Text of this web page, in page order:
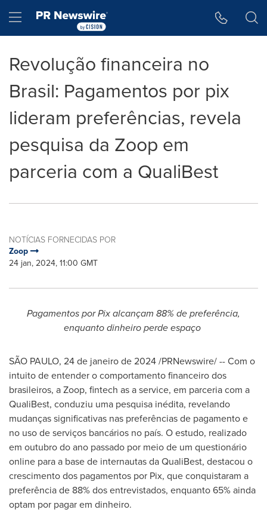
Hamburger menu
Revolução financeira no
Brasil: Pagamentos por pix
lideram preferências, revela
pesquisa da Zoop em
parceria com a QualiBest
NOTÍCIAS FORNECIDAS POR
Zoop
24 jan, 2024, 11:00 GMT
Pagamentos por Pix alcançam 88% de preferência,
enquanto dinheiro perde espaço
SÃO PAULO, 24 de janeiro de 2024/PRNewswire/ -- Com o
intuito de entender o comportamento financeiro dos
brasileiros, a Zoop, fintech as a service, em parceria com a
QualiBest, conduziu uma pesquisa inédita, revelando
mudanças significativas nas preferências de pagamento e
no uso de serviços bancários no país. O estudo, realizado
em outubro do ano passado por meio de um questionário
online para a base de internautas da QualiBest, destacou o
crescimento dos pagamentos por Pix, que conquistaram a
preferência de 88% dos entrevistados, enquanto 65% ainda
optam por pagar em dinheiro.